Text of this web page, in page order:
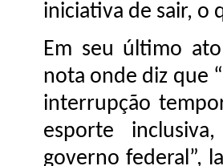
iniciativa de sair,
Em seu último
nota onde diz que
interrupção
esporte
governo federal”,